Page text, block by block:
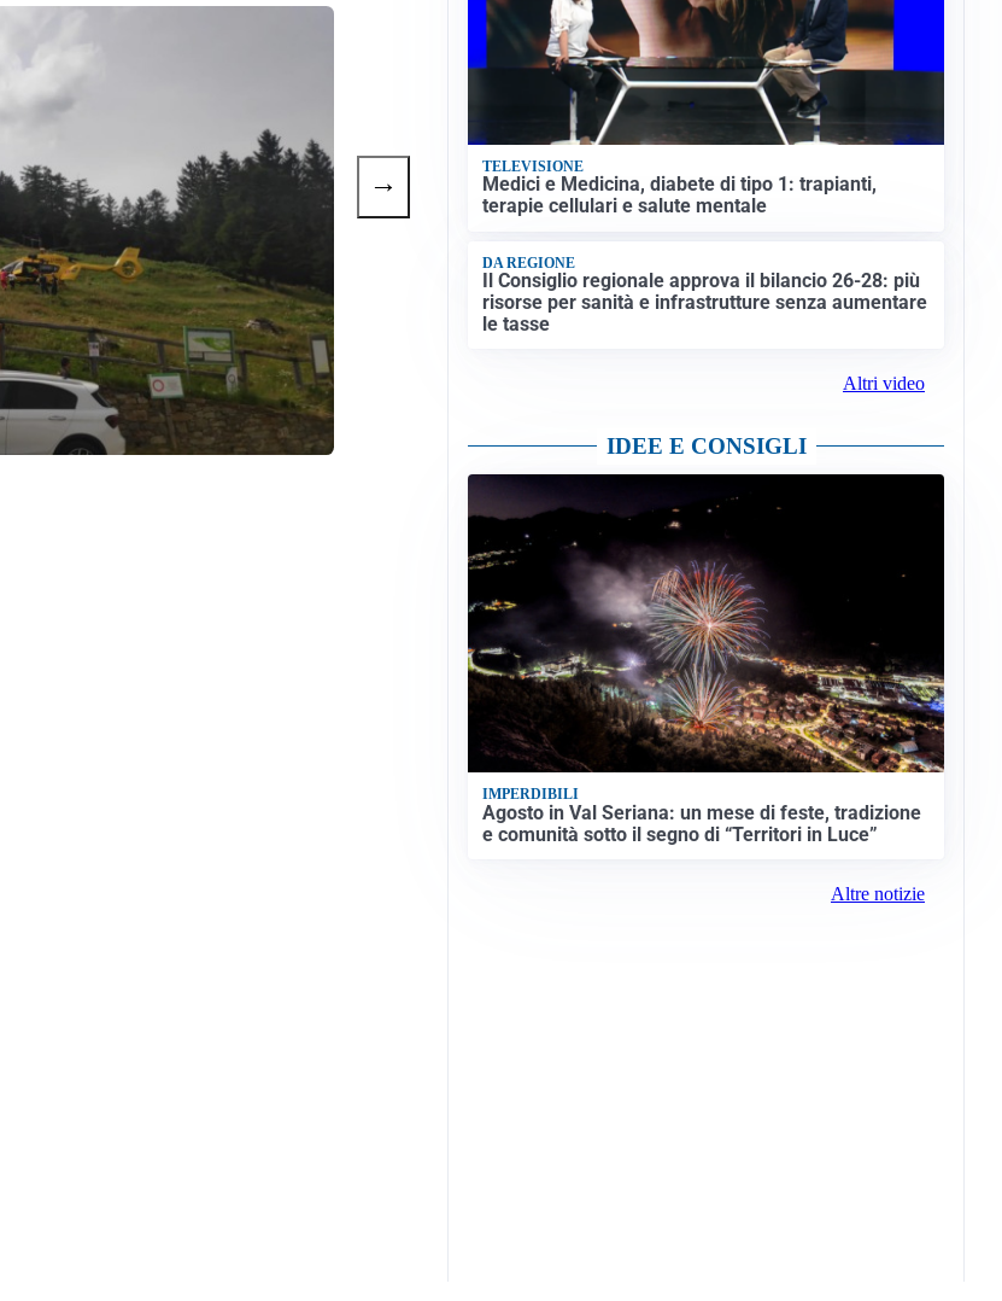
→
TELEVISIONE
Medici e Medicina, diabete di tipo 1: trapianti,
terapie cellulari e salute mentale
DA REGIONE
Il Consiglio regionale approva il bilancio 26-28: più
risorse per sanità e infrastrutture senza aumentare
le tasse
Altri video
IDEE E CONSIGLI
IMPERDIBILI
Agosto in Val Seriana: un mese di feste, tradizione
e comunità sotto il segno di “Territori in Luce”
Altre notizie